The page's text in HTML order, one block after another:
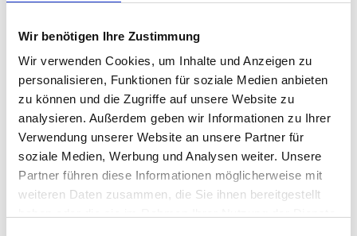
Wir benötigen Ihre Zustimmung
Wir verwenden Cookies, um Inhalte und Anzeigen zu
personalisieren, Funktionen für soziale Medien anbieten
zu können und die Zugriffe auf unsere Website zu
analysieren. Außerdem geben wir Informationen zu Ihrer
Verwendung unserer Website an unsere Partner für
soziale Medien, Werbung und Analysen weiter. Unsere
Partner führen diese Informationen möglicherweise mit
weiteren Daten zusammen, die Sie ihnen bereitgestellt
Wohnungen nach Wohnungstyp
Wohnungspreise /m 2 2024 2025 2026
zum
Sonstige 3.939 € 4.040 € 4.329 €
Erdgeschosswohnung 3.916 € 4.029 € 4.214 €